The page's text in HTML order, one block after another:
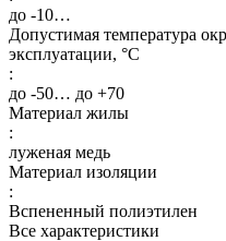
до -10…
Допустимая температура
эксплуатации, °C
:
до -50… до +70
Материал жилы
:
луженая медь
Материал изоляции
:
Вспененный полиэтилен
Все характеристики